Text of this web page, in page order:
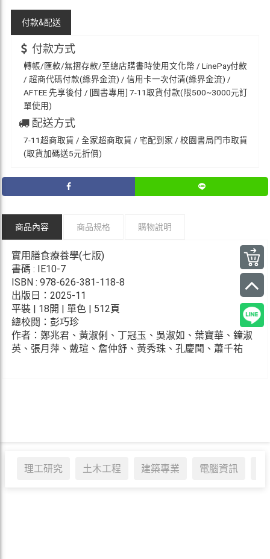
理工研究 土木工程 建築專業 電腦資訊
付款&配送
付款方式
轉帳/匯款/無摺存款/至總店購書時使用文化幣 / LinePay付款
/ 超商代碼付款(綠界金流) / 信用卡一次付清(綠界金流) /
AFTEE 先享後付 / [圖書專用] 7-11取貨付款(限500~3000元訂
單使用)
配送方式
7-11超商取貨 / 全家超商取貨 / 宅配到家 / 校園書局門市取貨
(取貨加碼送5元折價)
商品內容 商品規格 購物說明
實用膳食療養學(七版)
書碼 : IE10-7
ISBN : 978-626-381-118-8
出版日：2025-11
平裝 | 18開 | 單色 | 512頁
總校閱：彭巧珍
作者：鄭兆君、黃淑俐、丁冠玉、吳淑如、葉寶華、鐘淑
英、張月萍、戴瑄、詹仲舒、黃秀珠、孔慶聞、蕭千祐